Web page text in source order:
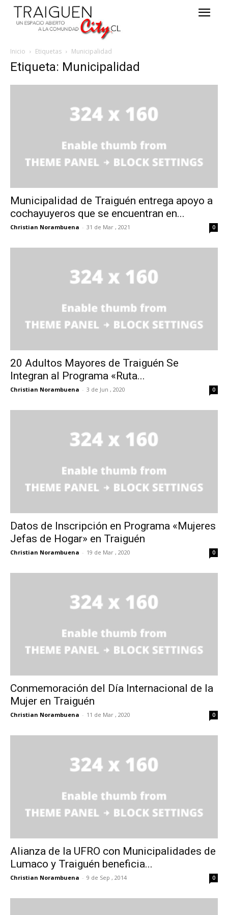
Inicio Etiquetas Municipalidad
Etiqueta: Municipalidad
Municipalidad de Traiguén entrega apoyo a
cochayuyeros que se encuentran en...
Christian Norambuena - 31 de Mar , 2021 0
20 Adultos Mayores de Traiguén Se
Integran al Programa «Ruta...
Christian Norambuena - 3 de Jun , 2020 0
Datos de Inscripción en Programa «Mujeres
Jefas de Hogar» en Traiguén
Christian Norambuena - 19 de Mar , 2020 0
Conmemoración del Día Internacional de la
Mujer en Traiguén
Christian Norambuena - 11 de Mar , 2020 0
Alianza de la UFRO con Municipalidades de
Lumaco y Traiguén beneficia...
Christian Norambuena - 9 de Sep , 2014 0